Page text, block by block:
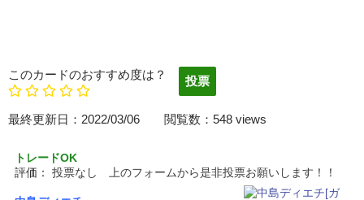
このカードのおすすめ度は？
最終更新日：2022/03/06 閲覧数：548 views
トレードOK
評価：
投票なし 上のフォームから是非投票お願いします！！